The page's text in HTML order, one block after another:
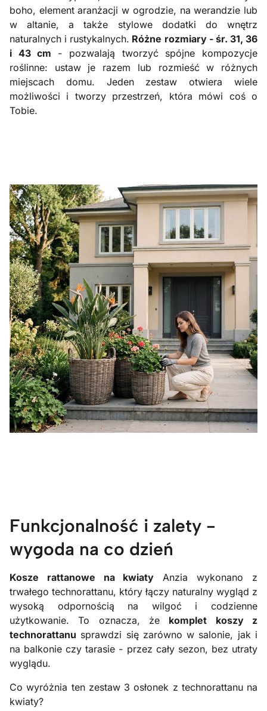
boho, element aranżacji w ogrodzie, na werandzie lub
w altanie, a także stylowe dodatki do wnętrz
naturalnych i rustykalnych. Różne rozmiary - śr. 31, 36
i 43 cm - pozwalają tworzyć spójne kompozycje
roślinne: ustaw je razem lub rozmieść w różnych
miejscach domu. Jeden zestaw otwiera wiele
możliwości i tworzy przestrzeń, która mówi coś o
Tobie.
Funkcjonalność i zalety -
wygoda na co dzień
Kosze rattanowe na kwiaty Anzia wykonano z
trwałego technorattanu, który łączy naturalny wygląd z
wysoką odpornością na wilgoć i codzienne
użytkowanie. To oznacza, że komplet koszy z
technorattanu sprawdzi się zarówno w salonie, jak i
na balkonie czy tarasie - przez cały sezon, bez utraty
wyglądu.
Co wyróżnia ten zestaw 3 osłonek z technorattanu na
kwiaty?